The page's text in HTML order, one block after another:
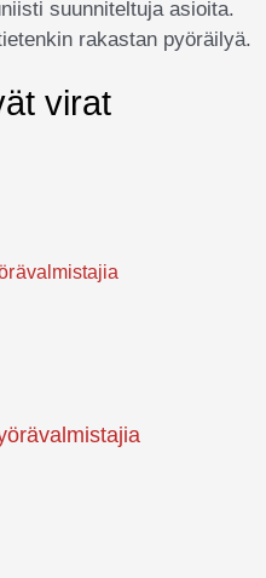
suunniteltuja asioita.
rakastan pyöräilyä.
virat